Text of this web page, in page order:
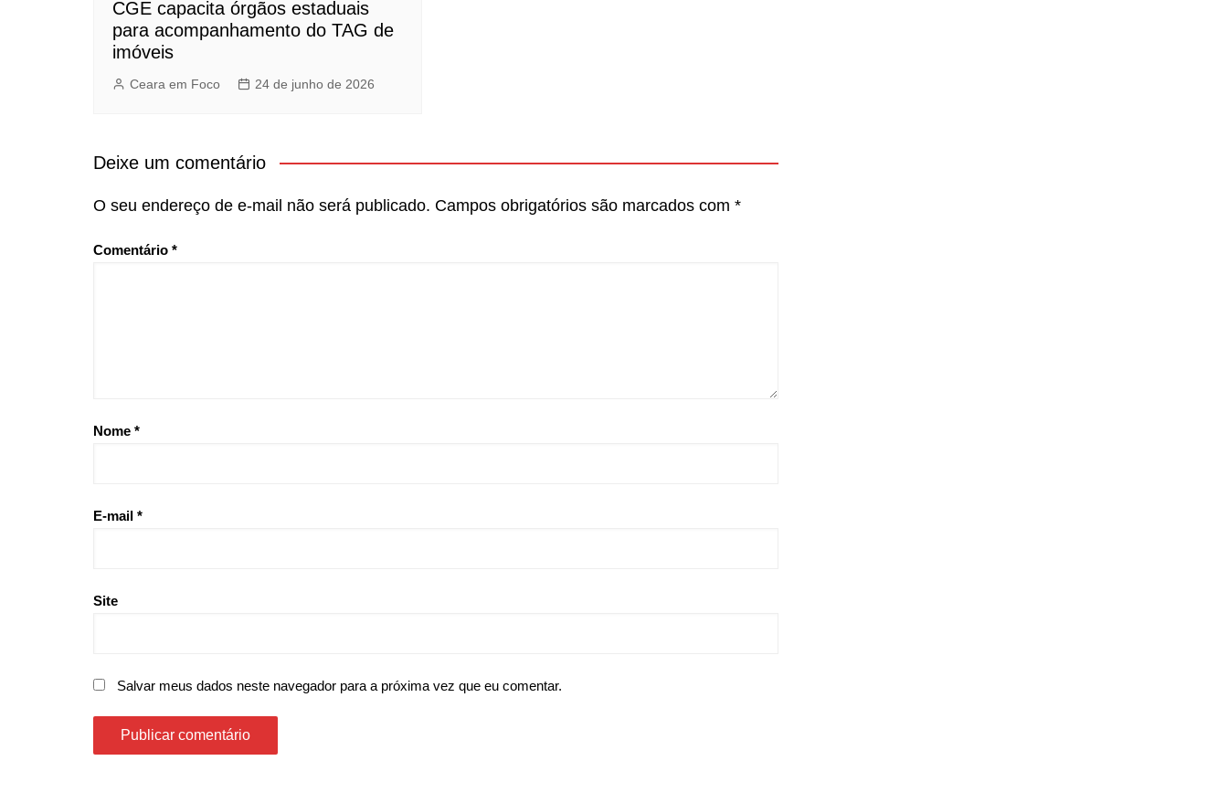
CGE capacita órgãos estaduais
para acompanhamento do TAG de
imóveis
Ceara em Foco 24 de junho de 2026
Deixe um comentário
O seu endereço de e-mail não será publicado. Campos obrigatórios são marcados com *
Comentário *
Nome *
E-mail *
Site
Salvar meus dados neste navegador para a próxima vez que eu comentar.